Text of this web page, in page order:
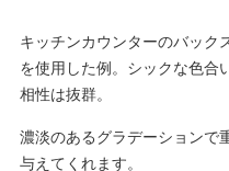
キッチンカウンターのバック
を使用した例。シックな色合
相性は抜群。
濃淡のあるグラデーションで
与えてくれます。